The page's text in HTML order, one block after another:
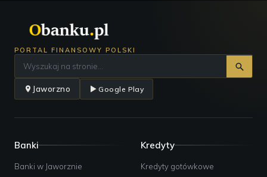
PORTAL FINANSOWY POLSKI
Jaworzno Google Play
Banki
Banki w Jaworznie
Kredyty
Kredyty gotówkowe